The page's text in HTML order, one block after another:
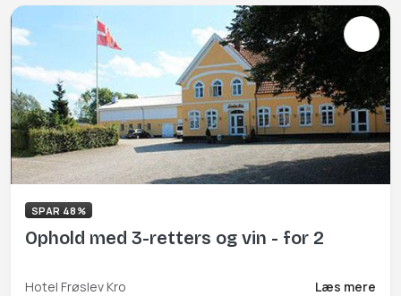
SPAR 48%
Ophold med 3-retters og vin - for 2
Hotel Frøslev Kro Læs mere